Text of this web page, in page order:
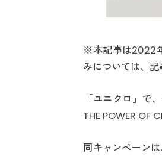
※本記事は2022
みについては、
「ユニクロ」で
THE POWER OF
同キャンペーン